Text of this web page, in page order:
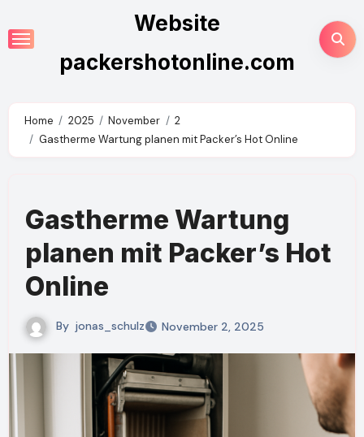
to
Website
packershotonline.com
Home 2025 November
2
Gastherme Wartung planen mit Packer’s Hot Online
Gastherme Wartung
planen mit Packer’s Hot
Online
By jonas_schulz November 2, 2025